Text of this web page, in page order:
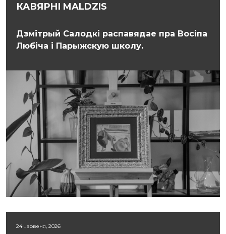
КАВЯРНІ MALDZIS
Дзмітрый Салодкі распавядае пра Восіпа
Любіча і Парыжскую школу.
24 чэрвеня, 2026